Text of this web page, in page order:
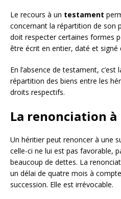
Le recours à un testament
concernant la répartition de son
doit respecter certaines formes
être écrit en entier, daté et signé
En l’absence de testament,
répartition des biens entre les
droits respectifs.
La renonciation à
Un héritier peut renoncer à une
celle-ci ne lui est pas favorable,
beaucoup de dettes. La
un délai de quatre mois à
succession. Elle est irrévocable.